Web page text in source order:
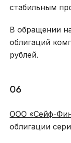
стабильным
В обращении
облигаций
рублей.
06
ООО «Сейф-
облигации